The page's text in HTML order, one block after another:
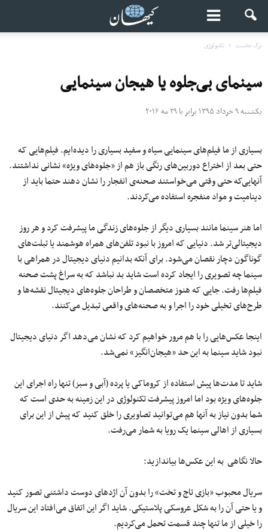
برگ نخست تکنولوژی
سینمای بی‌جلوه یا هیجان سینمایی
یکشنبه ۹ خرداد ۱۳۹۵ برابر با ۲۹ مه ۲۰۱۶
بسیاری از ما فیلم‌های سینمایی سیاه و سفید بسیاری را دیده‌ایم. فیلم‌هایی که
حتی بعد از اختراع دوربین‌های رنگی باز هم از «جلوه‌های ویژه» نشانی نداشتند.
آنهایی‌که حتی وقتی می‌خواستند صحنه‌ی انفجار را نشان دهند حتما باید از
دینامیت و مواد منفجره استفاده می‌کردند.
اما هنر سینما مانند بسیاری دیگر از جلوه‌های زندگی ما پیشرفت کرد و هر روز
دیجیتالی‌تر شد. دنیایی که امروز با نبود تلفن‌های همراه هوشمند یا تبلت‌های
گوناگون دچار نقصان می‌شود. برای آنکه بدانیم دنیای دیجیتال در همراهی با
سینما چه تصویری را ایجاد کرده است شاید بد نباشد که به سراغ پشت صحنه
فیلم‌ها رفت. جایی که هنوز متخصصان و طراحان جلوه‌های دیجیتال نقشه‌‌ها و
طرح‌های تخیلی خود را اجرا و به صحنه‌های واقعی تبدیل می‌کنند.
اینجا عکس‌هایی را با هم مرور خواهیم کرد که نشان می‌دهد اگر دنیای دیجیتال
نبود شاید سینما به این حد «هیجان‌انگیز» نمی‌شد.
شاید تا مدت‌ها پیش استفاده از کروماکی یا پرده (آبی و سبز) تنها راه اجرای این
جلوه‌های ویژه بود اما امروز پیشرفت تکنولوژی در این زمینه به حدی است که
شما بدون نیاز به آنها هم می‌توانید تصاویری را خلق کنید که پیش از این برای
بسیاری از اهالی سینما یک رویا به شمار می‌رفت.
حالا نگاهی به این عکس‌ها بیاندازید:
سریال محبوب «بازی تاج و تخت» را بدون آن اژدهای دوست داشتنی تصور کنید
و یا حتی آن را به شکل عروسکی پلاستیکی. شاید اگر این اتفاق می‌افتاد این سریال
را خیلی از ما تنها چند قسمت تحمل می‌کردیم.